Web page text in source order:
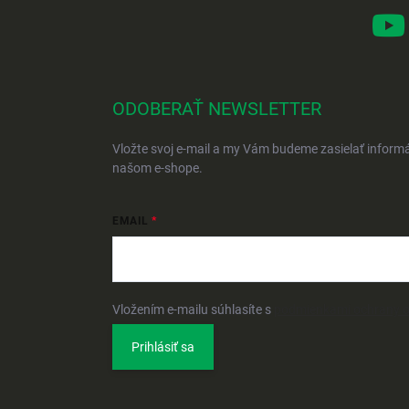
ODOBERAŤ NEWSLETTER
Vložte svoj e-mail a my Vám budeme zasielať
našom e-shope.
EMAIL
Vložením e-mailu súhlasíte s
Prihlásiť sa